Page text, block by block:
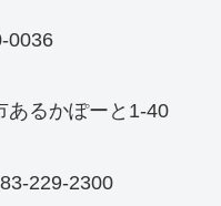
0036
あるかぽーと1-40
229-2300